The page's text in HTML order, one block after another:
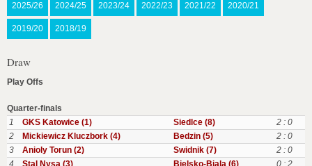
2025/26 2024/25 2023/24 2022/23 2021/22 2020/21
2019/20 2018/19
Draw
Play Offs
Quarter-finals
1
GKS Katowice (1) Siedlce (8)
2 : 0
2
Mickiewicz Kluczbork (4) Bedzin (5)
2 : 0
3
Anioly Torun (2) Swidnik (7)
2 : 0
4
Stal Nysa (3) Bielsko-Biala (6) 0 : 2